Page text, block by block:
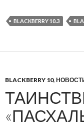
BLACKBERRY 10.3
BLACKBERRY 10,